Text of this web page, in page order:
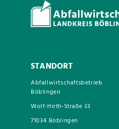
STANDORT
Abfallwirtschaftsbetrieb
Böblingen
Wolf-Hirth-Straße 33
71034 Böblingen